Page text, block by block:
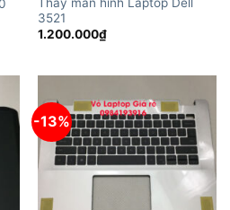
3521
1.200.000₫
-13%